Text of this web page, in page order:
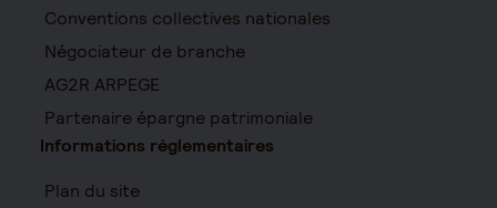
Conventions collectives nationales
Négociateur de branche
AG2R ARPEGE
Partenaire épargne patrimoniale
Informations réglementaires
Plan du site